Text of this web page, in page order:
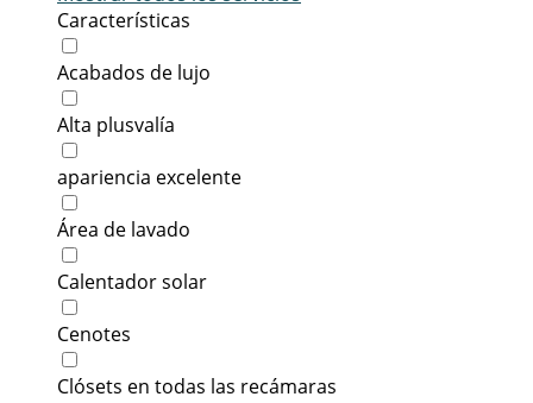
Características
Acabados de lujo
Alta plusvalía
apariencia excelente
Área de lavado
Calentador solar
Cenotes
Clósets en todas las recámaras